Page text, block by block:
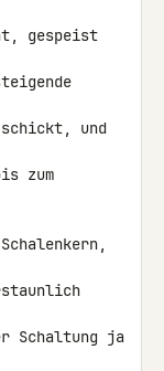
gespeist
und
zum
Schaltung ja